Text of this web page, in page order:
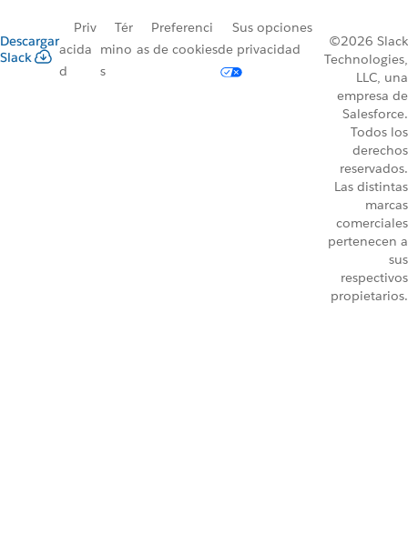
Descargar
Slack
Priv
acida
d
Tér
mino
s
Preferenci
as de cookies
Sus opciones
de privacidad
©2026 Slack
Technologies,
LLC, una
empresa de
Salesforce.
Todos los
derechos
reservados.
Las distintas
marcas
comerciales
pertenecen a
sus
respectivos
propietarios.